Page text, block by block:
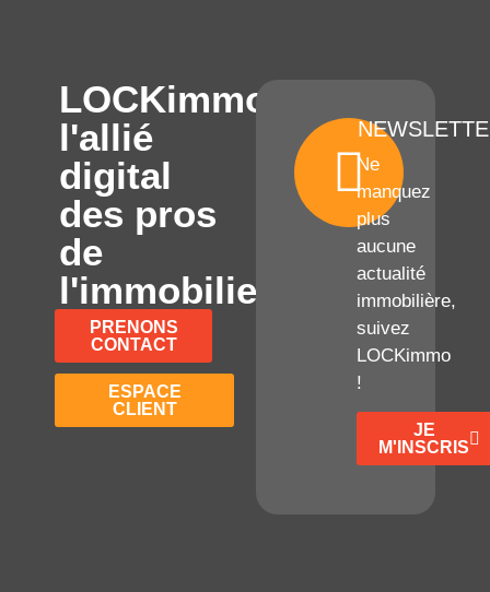
LOCKimmo,
l'allié
digital
des pros
de
l'immobilier
PRENONS
CONTACT
ESPACE
CLIENT
Ne
manquez
plus
aucune
actualité
immobilière,
suivez
LOCKimmo
!
JE
M'INSCRIS